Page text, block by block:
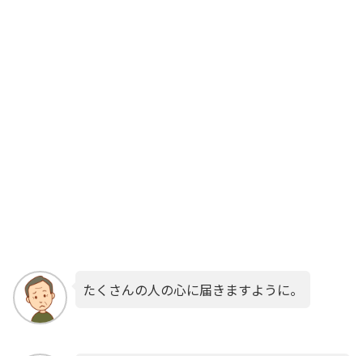
たくさんの人の心に届きますように。